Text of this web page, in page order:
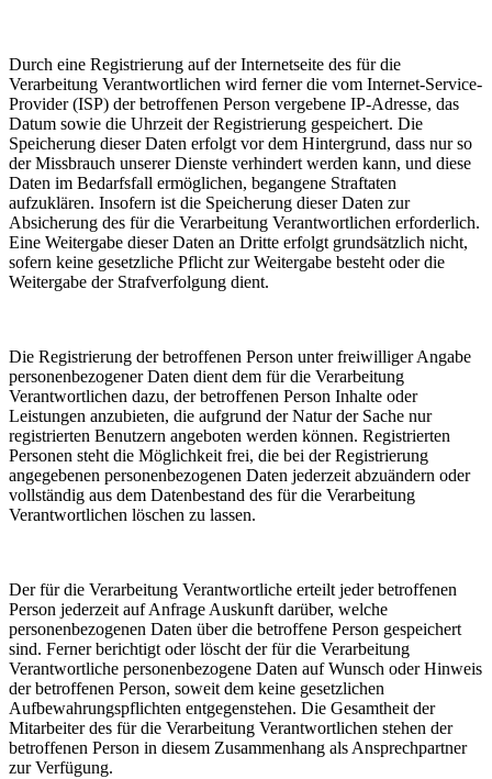
Durch eine Registrierung auf der Internetseite des für die
Verarbeitung Verantwortlichen wird ferner die vom Internet-Service-
Provider (ISP) der betroffenen Person vergebene IP-Adresse, das
Datum sowie die Uhrzeit der Registrierung gespeichert. Die
Speicherung dieser Daten erfolgt vor dem Hintergrund, dass nur so
der Missbrauch unserer Dienste verhindert werden kann, und diese
Daten im Bedarfsfall ermöglichen, begangene Straftaten
aufzuklären. Insofern ist die Speicherung dieser Daten zur
Absicherung des für die Verarbeitung Verantwortlichen erforderlich.
Eine Weitergabe dieser Daten an Dritte erfolgt grundsätzlich nicht,
sofern keine gesetzliche Pflicht zur Weitergabe besteht oder die
Weitergabe der Strafverfolgung dient.
Die Registrierung der betroffenen Person unter freiwilliger Angabe
personenbezogener Daten dient dem für die Verarbeitung
Verantwortlichen dazu, der betroffenen Person Inhalte oder
Leistungen anzubieten, die aufgrund der Natur der Sache nur
registrierten Benutzern angeboten werden können. Registrierten
Personen steht die Möglichkeit frei, die bei der Registrierung
angegebenen personenbezogenen Daten jederzeit abzuändern oder
vollständig aus dem Datenbestand des für die Verarbeitung
Verantwortlichen löschen zu lassen.
Der für die Verarbeitung Verantwortliche erteilt jeder betroffenen
Person jederzeit auf Anfrage Auskunft darüber, welche
personenbezogenen Daten über die betroffene Person gespeichert
sind. Ferner berichtigt oder löscht der für die Verarbeitung
Verantwortliche personenbezogene Daten auf Wunsch oder Hinweis
der betroffenen Person, soweit dem keine gesetzlichen
Aufbewahrungspflichten entgegenstehen. Die Gesamtheit der
Mitarbeiter des für die Verarbeitung Verantwortlichen stehen der
betroffenen Person in diesem Zusammenhang als Ansprechpartner
zur Verfügung.